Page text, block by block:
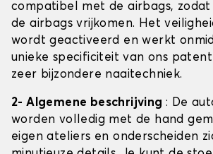
compatibel met de airbags, zodat
de airbags vrijkomen. Het
wordt geactiveerd en werkt
unieke specificiteit van ons
zeer bijzondere naaitechniek.
2- Algemene beschrijving : De
worden volledig met de hand
eigen ateliers en onderscheiden